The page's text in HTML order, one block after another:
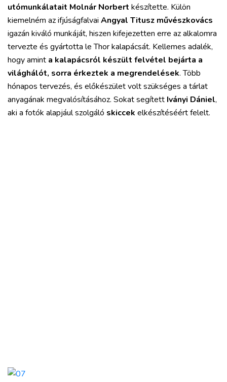
utómunkálatait Molnár Norbert készítette. Külön
kiemelném az ifjúságfalvai Angyal Titusz művészkovács
igazán kiváló munkáját, hiszen kifejezetten erre az alkalomra
tervezte és gyártotta le Thor kalapácsát. Kellemes adalék,
hogy amint a kalapácsról készült felvétel bejárta a
világhálót, sorra érkeztek a megrendelések. Több
hónapos tervezés, és előkészület volt szükséges a tárlat
anyagának megvalósításához. Sokat segített Iványi Dániel,
aki a fotók alapjául szolgáló skiccek elkészítéséért felelt.